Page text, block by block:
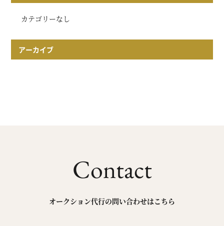
カテゴリーなし
アーカイブ
Contact
オークション代行の問い合わせはこちら